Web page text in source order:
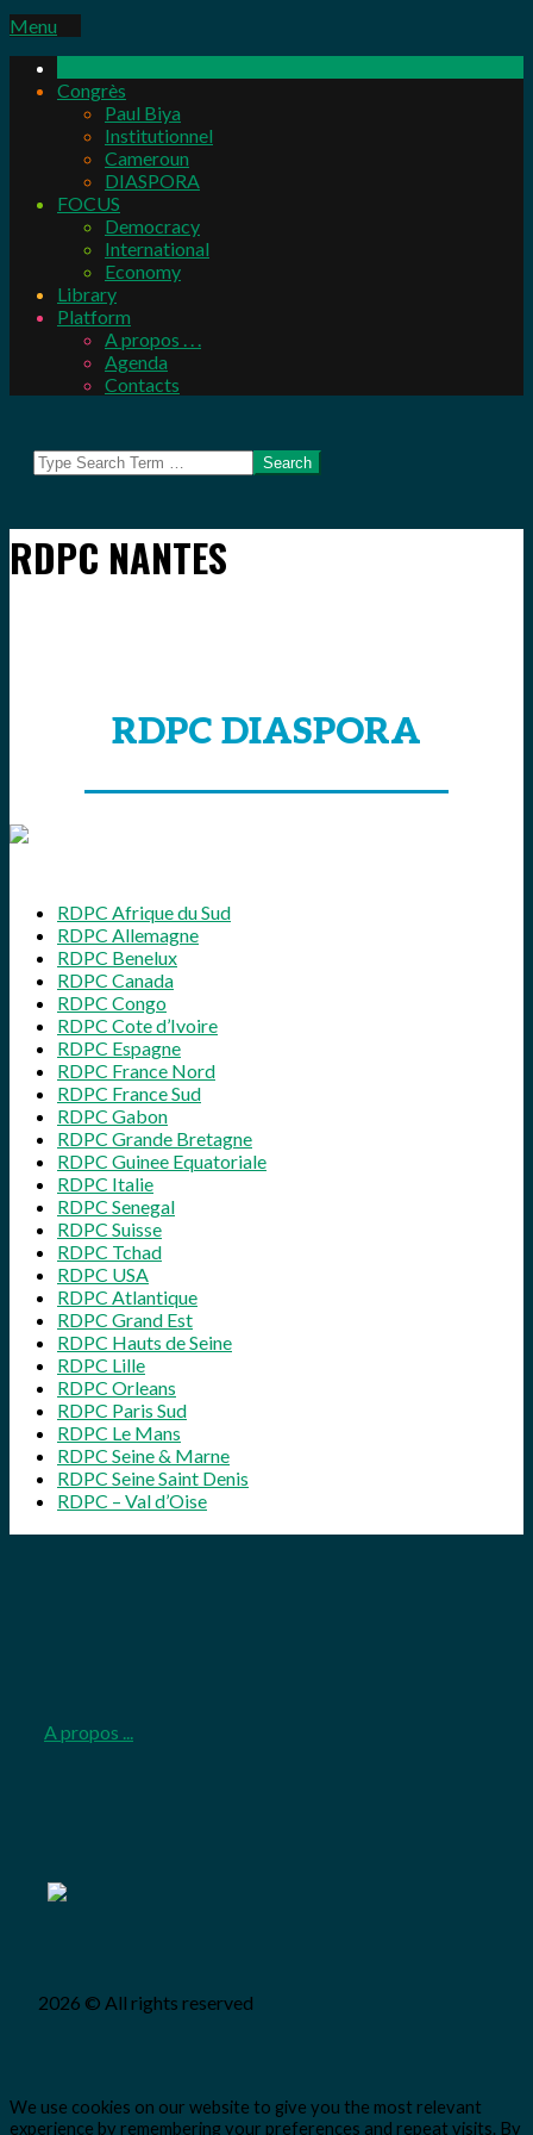
Primary
Menu
Menu
Congrès
Paul Biya
Institutionnel
Cameroun
DIASPORA
FOCUS
Democracy
International
Economy
Library
Platform
A propos . . .
Agenda
Contacts
Search
RDPC NANTES
RDPC DIASPORA
RDPC Afrique du Sud
RDPC Allemagne
RDPC Benelux
RDPC Canada
RDPC Congo
RDPC Cote d’Ivoire
RDPC Espagne
RDPC France Nord
RDPC France Sud
RDPC Gabon
RDPC Grande Bretagne
RDPC Guinee Equatoriale
RDPC Italie
RDPC Senegal
RDPC Suisse
RDPC Tchad
RDPC USA
RDPC Atlantique
RDPC Grand Est
RDPC Hauts de Seine
RDPC Lille
RDPC Orleans
RDPC Paris Sud
RDPC Le Mans
RDPC Seine & Marne
RDPC Seine Saint Denis
RDPC – Val d’Oise
A propos ...
2026 © All rights reserved
We use cookies on our website to give you the most relevant
experience by remembering your preferences and repeat visits. By